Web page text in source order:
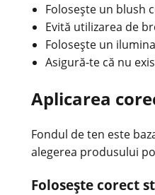
Folosește un blush
Evită utilizarea de
Folosește un
Asigură-te că nu
Aplicarea
Fondul de ten este
alegerea produsului
Folosește corect